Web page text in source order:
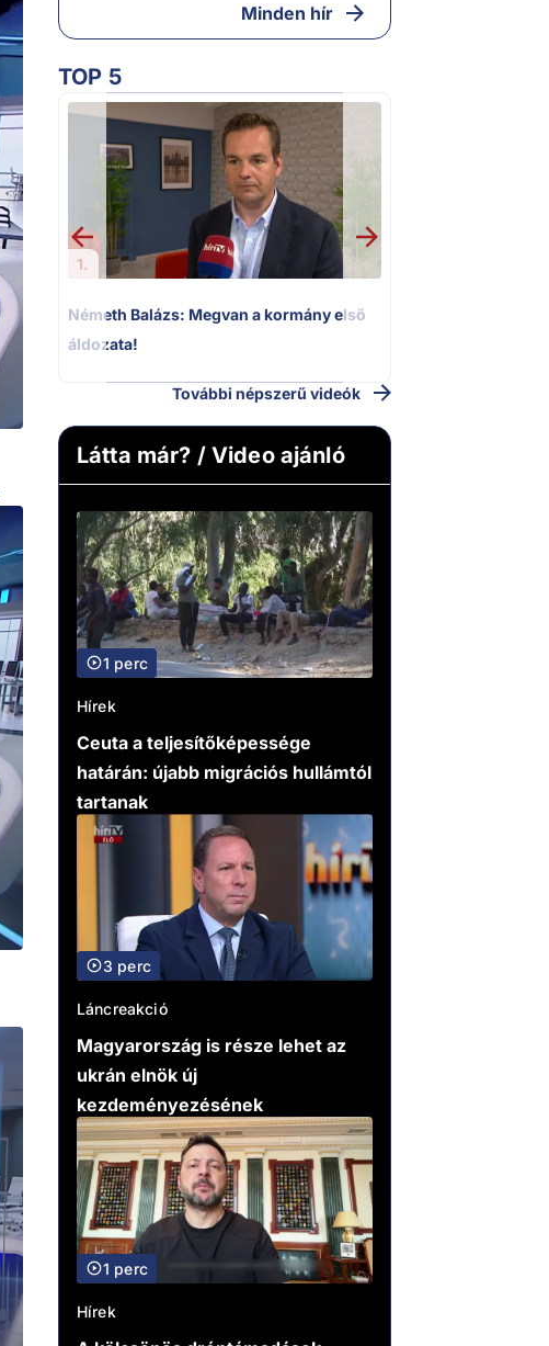
Minden hír
TOP 5
1.
Németh Balázs: Megvan a kormány első
áldozata!
További népszerű videók
Látta már? / Video ajánló
1 perc
Hírek
Ceuta a teljesítőképessége
határán: újabb migrációs hullámtól
tartanak
3 perc
Láncreakció
Magyarország is része lehet az
ukrán elnök új
kezdeményezésének
1 perc
Hírek